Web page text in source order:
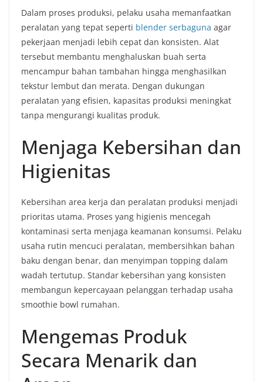
Dalam proses produksi, pelaku usaha memanfaatkan
peralatan yang tepat seperti blender serbaguna agar
pekerjaan menjadi lebih cepat dan konsisten. Alat
tersebut membantu menghaluskan buah serta
mencampur bahan tambahan hingga menghasilkan
tekstur lembut dan merata. Dengan dukungan
peralatan yang efisien, kapasitas produksi meningkat
tanpa mengurangi kualitas produk.
Menjaga Kebersihan dan
Higienitas
Kebersihan area kerja dan peralatan produksi menjadi
prioritas utama. Proses yang higienis mencegah
kontaminasi serta menjaga keamanan konsumsi. Pelaku
usaha rutin mencuci peralatan, membersihkan bahan
baku dengan benar, dan menyimpan topping dalam
wadah tertutup. Standar kebersihan yang konsisten
membangun kepercayaan pelanggan terhadap usaha
smoothie bowl rumahan.
Mengemas Produk
Secara Menarik dan